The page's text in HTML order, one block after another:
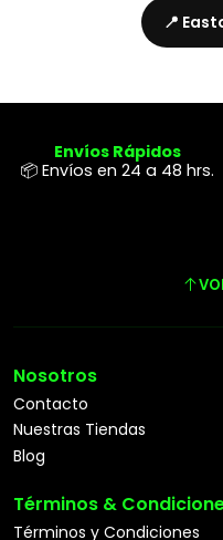
📍
Envíos Rápidos
📦 Envíos en 24 a 48 hrs.
Nosotros
Contacto
Nuestras Tiendas
Blog
Términos &
Términos y Condiciones